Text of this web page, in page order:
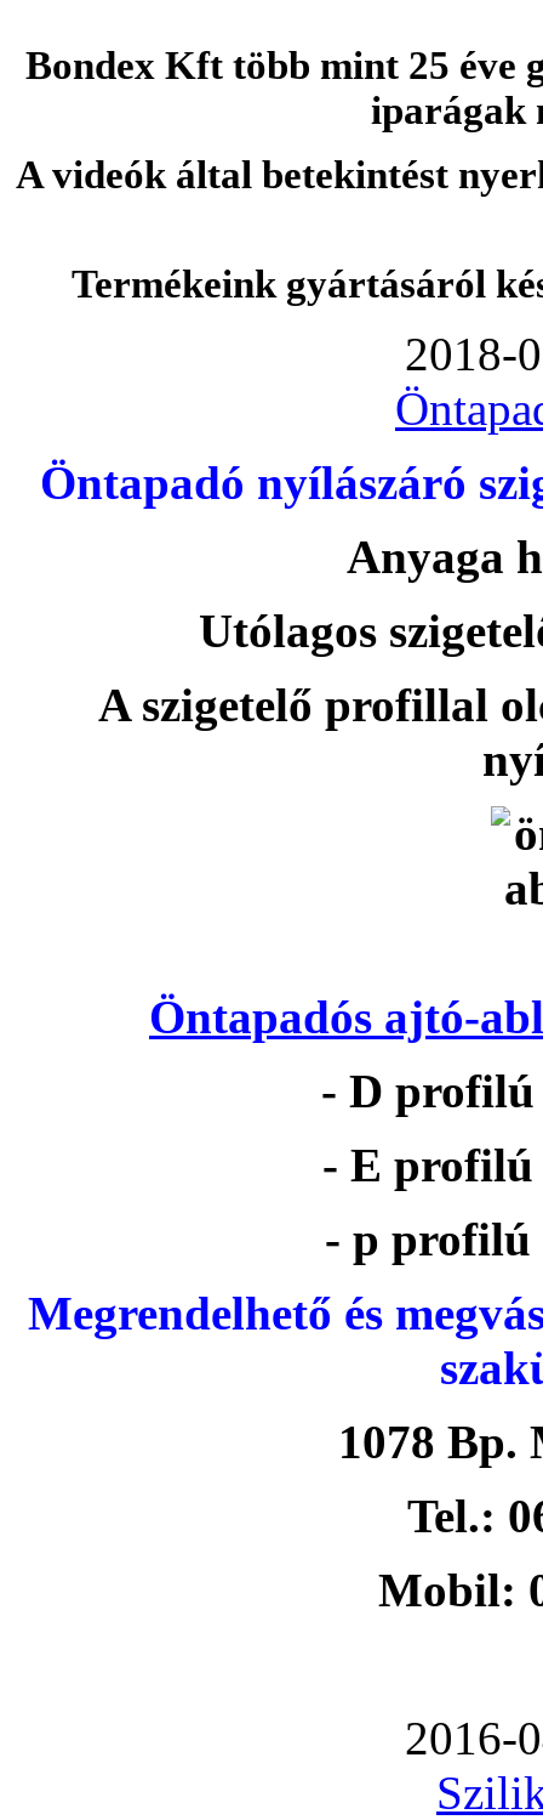
Bondex Kft több mint 25 éve
iparágak
A videók által betekintést
Termékeink gyártásáról
2018-
Öntapadó nyílászáró
Anyaga
Utólagos
A szigetelő profillal
Öntapadós ajtó-
- D profilú
- E profilú
- p profilú
Megrendelhető és
1078 Bp.
Tel.:
Mobil:
2016-